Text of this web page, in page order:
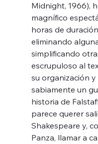
Midnight, 1966),
magnífico
horas de
eliminando
simplificando
escrupuloso al
su organización
sabiamente un
historia de
parece querer
Shakespeare y,
Panza, llamar a